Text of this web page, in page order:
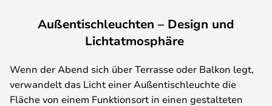
Außentischleuchten – Design und
Lichtatmosphäre
Wenn der Abend sich über Terrasse oder Balkon legt,
verwandelt das Licht einer Außentischleuchte die
Fläche von einem Funktionsort in einen gestalteten